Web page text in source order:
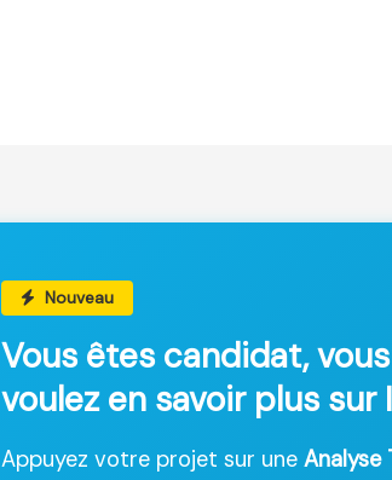
Nouveau
Vous êtes candidat,
voulez en savoir plus sur
Appuyez votre projet sur une Analyse